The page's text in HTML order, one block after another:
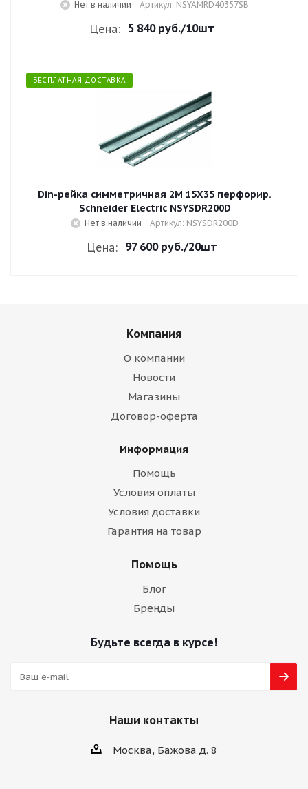
Нет в наличии Артикул: NSYAMRD40357SB
Цена: 5 840 руб./10шт
БЕСПЛАТНАЯ ДОСТАВКА
Din-рейка симметричная 2М 15Х35 перфорир.
Schneider Electric NSYSDR200D
Нет в наличии Артикул: NSYSDR200D
Цена: 97 600 руб./20шт
Компания
О компании
Новости
Магазины
Договор-оферта
Информация
Помощь
Условия оплаты
Условия доставки
Гарантия на товар
Помощь
Блог
Бренды
Будьте всегда в курсе!
Наши контакты
Москва, Бажова д. 8